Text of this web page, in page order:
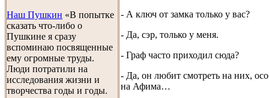
Наш Пушкин «В попытке
сказать что-либо о
Пушкине я сразу
вспоминаю посвященные
ему огромные труды.
Люди потратили на
исследования жизни и
творчества годы и годы.
- А ключ от замка только у вас?
- Да, сэр, только у меня.
- Граф часто приходил сюда?
- Да, он любит смотреть на них,
на Афима…